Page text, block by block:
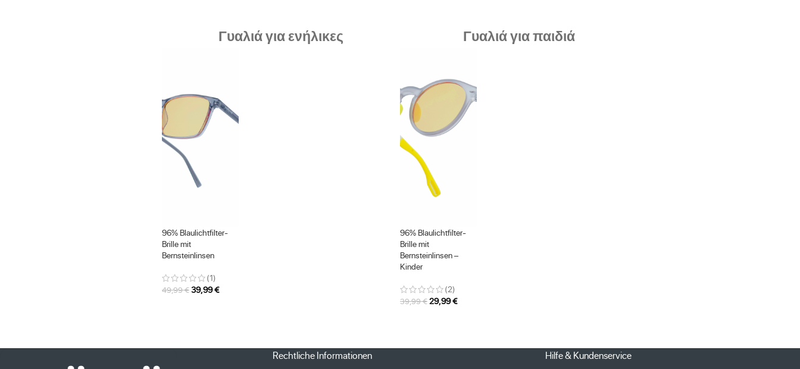
Γυαλιά για ενήλικες
96% Blaulichtfilter-
Brille mit
Bernsteinlinsen
(1)
49,99€39,99€
Γυαλιά για παιδιά
96% Blaulichtfilter-
Brille mit
Bernsteinlinsen –
Kinder
(2)
39,99€29,99€
Rechtliche Informationen Hilfe & Kundenservice